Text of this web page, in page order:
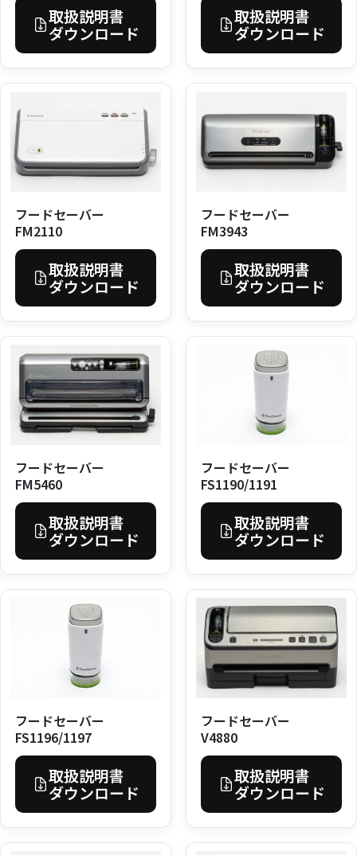
取扱説明書
ダウンロード
取扱説明書
ダウンロード
フードセーバー
FM2110
取扱説明書
ダウンロード
フードセーバー
FM3943
取扱説明書
ダウンロード
フードセーバー
FM5460
取扱説明書
ダウンロード
フードセーバー
FS1190/1191
取扱説明書
ダウンロード
フードセーバー
FS1196/1197
取扱説明書
ダウンロード
フードセーバー
V4880
取扱説明書
ダウンロード